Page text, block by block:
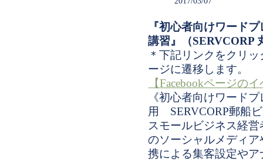
『初心者向けワード
講習』（SERVCORP
＊下記リンクをクリ
ージに遷移します。
【Facebookページの
《初心者向けワード
用 SERVCORP郵船
スモールビジネス経
のソーシャルメディア
携による集客設定や